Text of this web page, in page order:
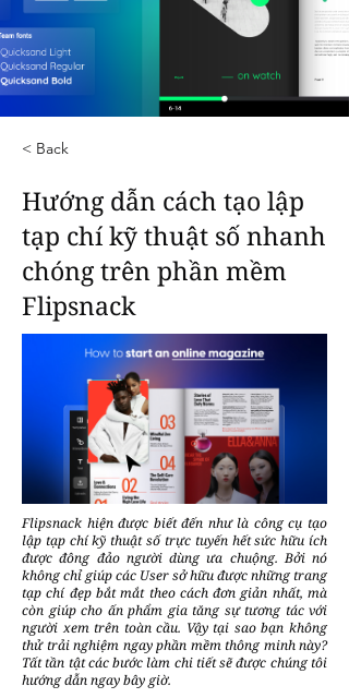
< Back
Hướng dẫn cách tạo lập
tạp chí kỹ thuật số nhanh
chóng trên phần mềm
Flipsnack
Flipsnack hiện được biết đến như là công cụ tạo
lập tạp chí kỹ thuật số trực tuyến hết sức hữu ích
được đông đảo người dùng ưa chuộng. Bởi nó
không chỉ giúp các User sở hữu được những trang
tạp chí đẹp bắt mắt theo cách đơn giản nhất, mà
còn giúp cho ấn phẩm gia tăng sự tương tác với
người xem trên toàn cầu. Vậy tại sao bạn không
thử trải nghiệm ngay phần mềm thông minh này?
Tất tần tật các bước làm chi tiết sẽ được chúng tôi
hướng dẫn ngay bây giờ.